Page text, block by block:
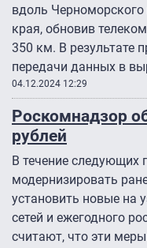
вдоль
края, обновив
350 км. В результате
передачи данных в
04.12.2024 12:29
Роскомнадзор
рублей
В течение следующих
модернизировать
установить новые на
сетей и ежегодного
считают, что эти